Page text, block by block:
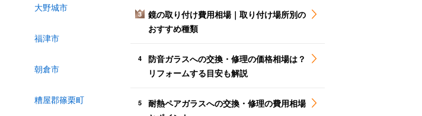
大野城市
福津市
朝倉市
糟屋郡篠栗町
3
鏡の取り付け費用相場｜取り付け場所別の
おすすめ種類
4
防音ガラスへの交換・修理の価格相場は？
リフォームする目安も解説
5
耐熱ペアガラスへの交換・修理の費用相場